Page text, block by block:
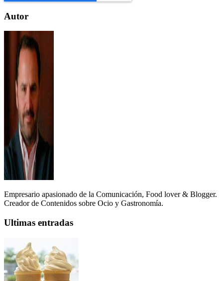
Autor
Empresario apasionado de la Comunicación, Food lover & Blogger.
Creador de Contenidos sobre Ocio y Gastronomía.
Ultimas entradas